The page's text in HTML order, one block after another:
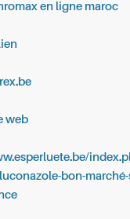
en ligne maroc
web
bon-marché-